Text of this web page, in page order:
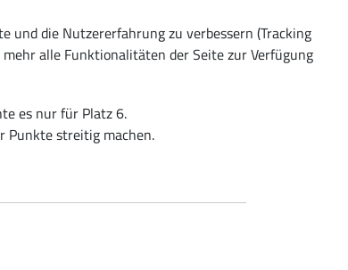
es nur für Platz 6.
Punkte streitig machen.
und die Nutzererfahrung zu verbessern (Tracking
alle Funktionalitäten der Seite zur Verfügung